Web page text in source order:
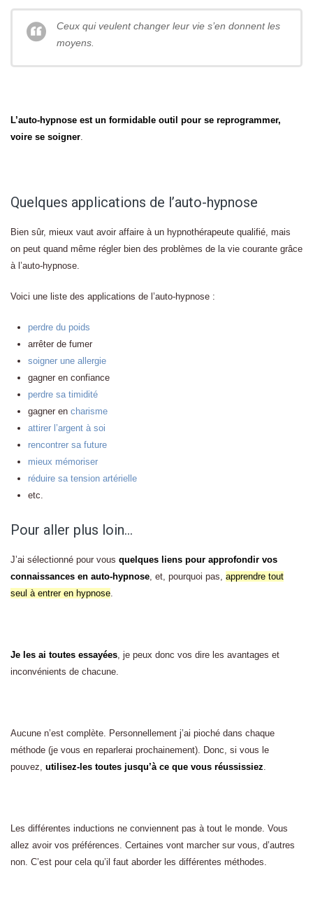
Ceux qui veulent changer leur vie s’en donnent les
moyens.
L’auto-hypnose est un formidable outil pour se reprogrammer,
voire se soigner
Quelques applications de l’auto-hypnose
Bien sûr, mieux vaut avoir affaire à un hypnothérapeute qualifié, mais
on peut quand même régler bien des problèmes de la vie courante grâce
à l’auto-hypnose.
Voici une liste des applications de l’auto-hypnose :
perdre du poids
arrêter de fumer
soigner une allergie
gagner en confiance
perdre sa timidité
gagner en charisme
attirer l’argent à soi
rencontrer sa future
mieux mémoriser
réduire sa tension artérielle
etc.
Pour aller plus loin…
J’ai sélectionné pour vous quelques liens pour approfondir vos
connaissances en auto-hypnose , et, pourquoi pas, apprendre tout
seul à entrer en hypnose
Je les ai toutes essayées , je peux donc vos dire les avantages et
inconvénients de chacune.
Aucune n’est complète. Personnellement j’ai pioché dans chaque
méthode (je vous en reparlerai prochainement). Donc, si vous le
pouvez, utilisez-les toutes jusqu’à ce que vous réussissiez
Les différentes inductions ne conviennent pas à tout le monde. Vous
allez avoir vos préférences. Certaines vont marcher sur vous, d’autres
non. C’est pour cela qu’il faut aborder les différentes méthodes.